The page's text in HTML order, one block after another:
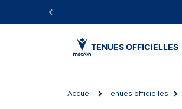
TENUES OFFICIELLES
Accueil Tenues officielles